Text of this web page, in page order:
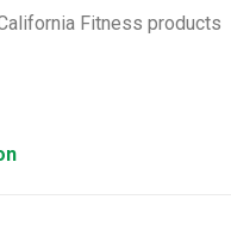
Fitness products